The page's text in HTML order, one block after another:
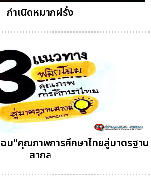
กำเนิดหมากฝรั่ง
ม"คุณภาพการศึกษาไทยสู่มาตรฐาน
สากล